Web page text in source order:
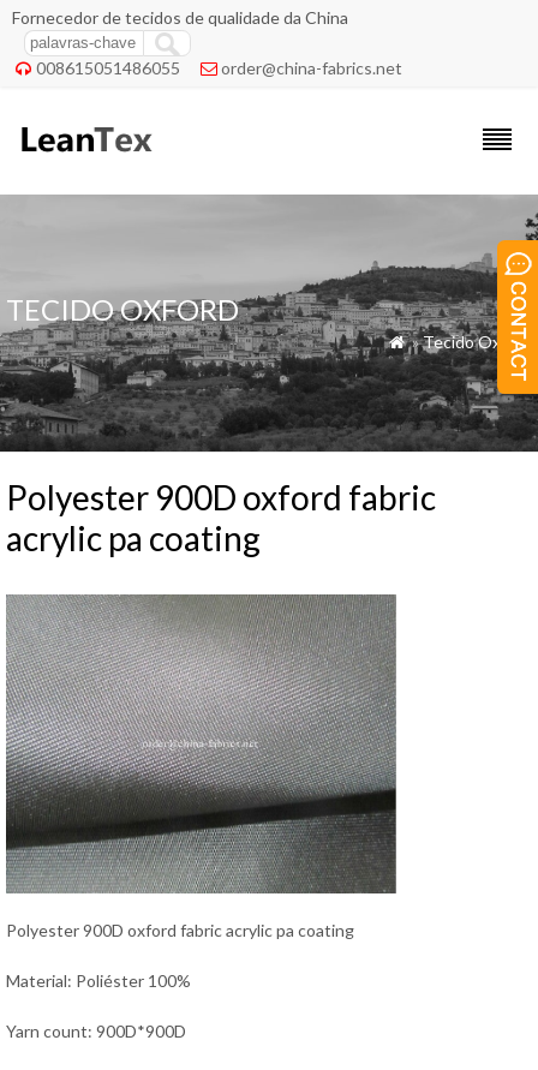
Fornecedor de tecidos de qualidade da China
 008615051486055  order@china-fabrics.net
TECIDO OXFORD
 »Tecido Oxford
Polyester 900D oxford fabric
acrylic pa coating
Polyester 900D oxford fabric acrylic pa coating
Material: Poliéster 100%
Yarn count: 900D*900D